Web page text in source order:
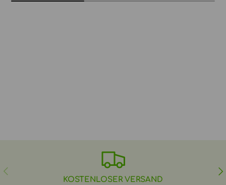
VORHERIGE
KOSTENLOSER VERSAND